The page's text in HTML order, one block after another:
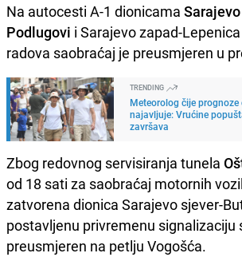
Na autocesti A-1 dionicama
Podlugovi i Sarajevo zapad-
radova saobraćaj je preusmjeren u
TRENDING
Meteorolog čije prognoze
najavljuje: Vrućine
završava
Zbog redovnog servisiranja tunela
od 18 sati za saobraćaj motornih
zatvorena dionica Sarajevo sjever-
postavljenu privremenu signalizaciju
preusmjeren na petlju Vogošća.